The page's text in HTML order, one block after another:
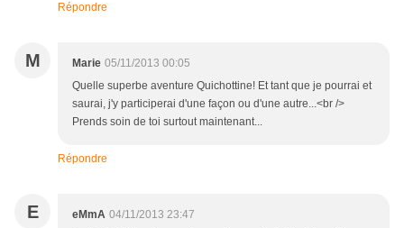
Répondre
M Marie 05/11/2013 00:05
Quelle superbe aventure Quichottine! Et tant que je pourrai et
saurai, j'y participerai d'une façon ou d'une autre...<br />
Prends soin de toi surtout maintenant...
Répondre
E eMmA 04/11/2013 23:47